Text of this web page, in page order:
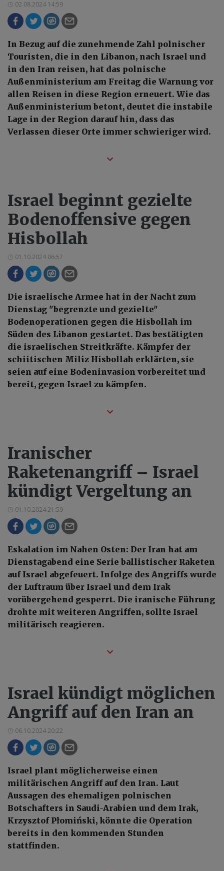
02.08.2024 14:59
In Bezug auf die zunehmende Zahl polnischer
Touristen, die in den Libanon, nach Israel und
in den Iran reisen, hat das polnische
Außenministerium am Freitag die Warnung vor
allen Reisen in diese Region erneuert. Wie das
Außenministerium betont, deutet die instabile
Lage in der Region darauf hin, dass das
Verlassen dieser Orte immer schwieriger wird.
Israel beginnt gezielte
Bodenoffensive gegen
Hisbollah
01.10.2024 06:57
Die israelische Armee hat in der Nacht zum
Dienstag "begrenzte und gezielte"
Bodenoperationen gegen die Hisbollah im
Süden des Libanon gestartet. Das bestätigten
die israelischen Streitkräfte. Kämpfer der
schiitischen Miliz Hisbollah erklärten, sie
seien auf eine Bodeninvasion vorbereitet und
bereit, gegen Israel zu kämpfen.
Iranischer
Raketenangriff – Israel
kündigt Vergeltung an
01.10.2024 21:59
Eskalation im Nahen Osten: Der Iran hat am
Dienstagabend eine Serie ballistischer Raketen
auf Israel abgefeuert. Infolge des Angriffs wurde
der Luftraum über Israel und dem Irak
vorübergehend gesperrt. Die iranische Führung
drohte mit weiteren Angriffen, sollte Israel
militärisch reagieren.
Israel kündigt möglichen
Angriff auf den Iran an
06.10.2024 20:22
Israel plant möglicherweise einen
militärischen Angriff auf den Iran. Laut
Aussagen des ehemaligen polnischen
Botschafters in Saudi-Arabien und dem Irak,
Krzysztof Płomiński, könnte die Operation
bereits in den kommenden Stunden
stattfinden.